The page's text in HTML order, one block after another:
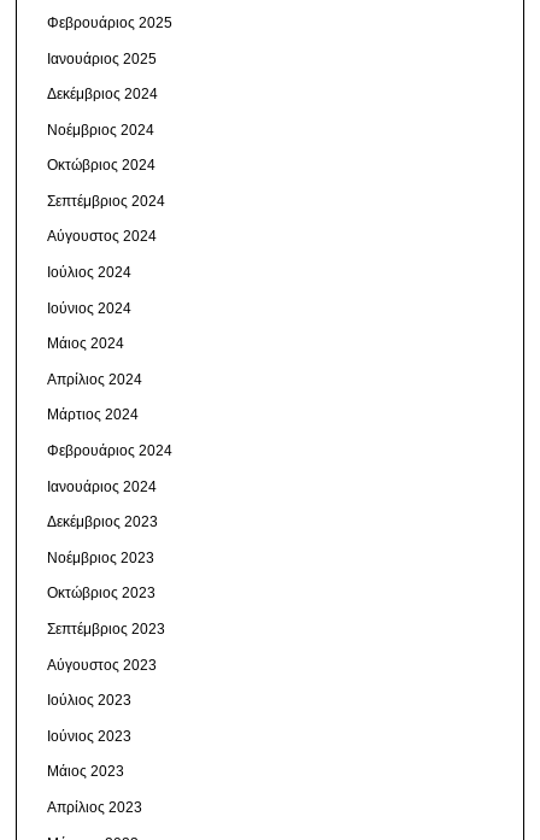
Φεβρουάριος 2025
Ιανουάριος 2025
Δεκέμβριος 2024
Νοέμβριος 2024
Οκτώβριος 2024
Σεπτέμβριος 2024
Αύγουστος 2024
Ιούλιος 2024
Ιούνιος 2024
Μάιος 2024
Απρίλιος 2024
Μάρτιος 2024
Φεβρουάριος 2024
Ιανουάριος 2024
Δεκέμβριος 2023
Νοέμβριος 2023
Οκτώβριος 2023
Σεπτέμβριος 2023
Αύγουστος 2023
Ιούλιος 2023
Ιούνιος 2023
Μάιος 2023
Απρίλιος 2023